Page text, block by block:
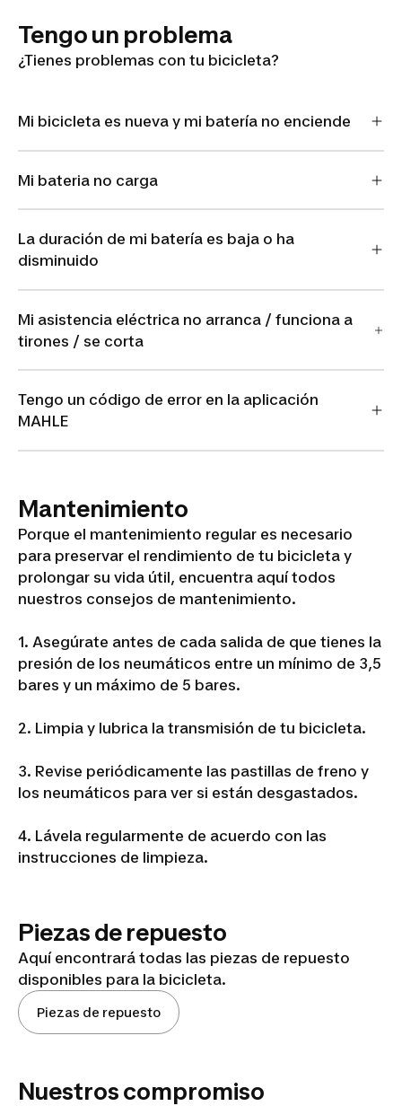
Tengo un problema
¿Tienes problemas con tu bicicleta?
Mi bicicleta es nueva y mi batería no enciende
Mi bateria no carga
La duración de mi batería es baja o ha
disminuido
Mi asistencia eléctrica no arranca / funciona a
tirones / se corta
Tengo un código de error en la aplicación
MAHLE
Mantenimiento
Porque el mantenimiento regular es necesario
para preservar el rendimiento de tu bicicleta y
prolongar su vida útil, encuentra aquí todos
nuestros consejos de mantenimiento.
1. Asegúrate antes de cada salida de que tienes la
presión de los neumáticos entre un mínimo de 3,5
bares y un máximo de 5 bares.
2. Limpia y lubrica la transmisión de tu bicicleta.
3. Revise periódicamente las pastillas de freno y
los neumáticos para ver si están desgastados.
4. Lávela regularmente de acuerdo con las
instrucciones de limpieza.
VÉLO
ÉLECTRIQUE
CITY SPEED
CONNECT
Piezas de repuesto
Aquí encontrará todas las piezas de repuesto
disponibles para la bicicleta.
Piezas de repuesto
Nuestros compromiso